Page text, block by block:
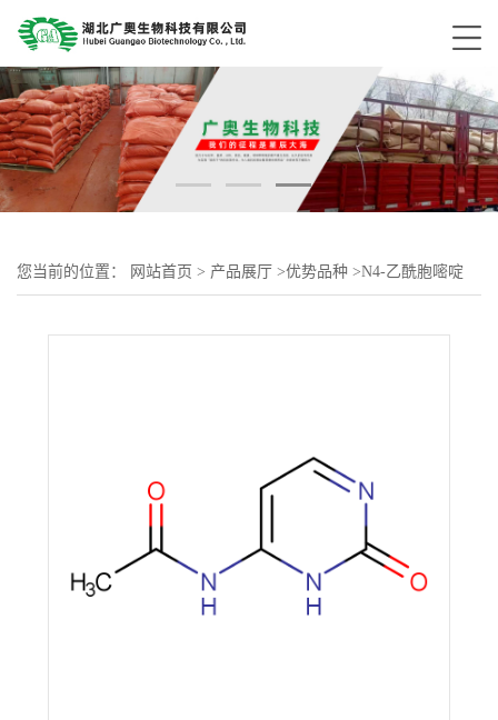
您当前的位置： 网站首页 > 产品展厅 >优势品种 >N4-乙酰胞嘧啶